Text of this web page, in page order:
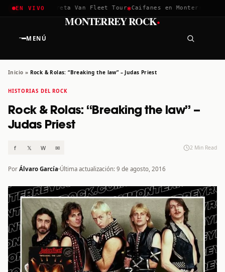
EN VIVO
2026✱Greta Van Fleet Tour✱Caifanes en Monterrey · 12
MENÚ
MONTERREY ROCK·
Inicio » Rock & Rolas: “Breaking the law” – Judas Priest
HISTORIAS DEL ROCK
Rock & Rolas: “Breaking the law” –
Judas Priest
f 𝕏 W ✉ 2 Min Read
Por Álvaro García Última actualización: 9 de agosto, 2016